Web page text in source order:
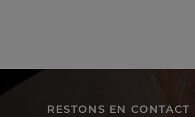
RESTONS EN CONTACT